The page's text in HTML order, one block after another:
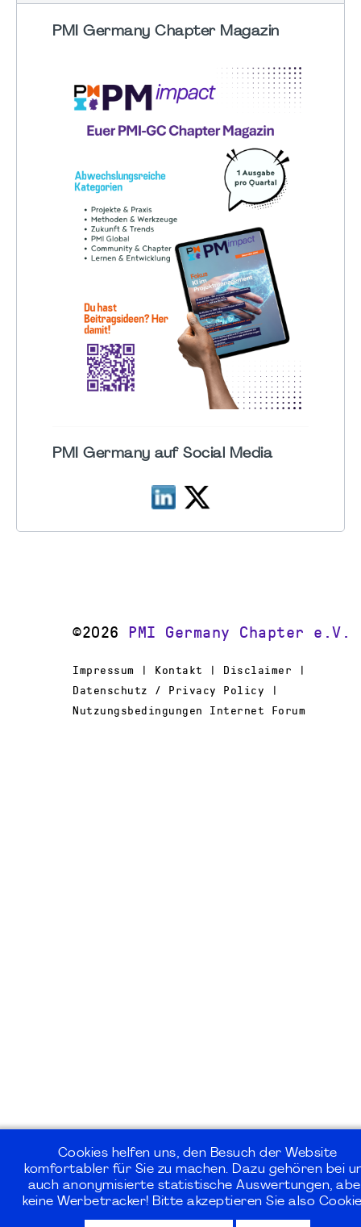
PMI Germany Chapter Magazin
PMI Germany auf Social Media
©2026 PMI Germany Chapter e.V.
Impressum | Kontakt | Disclaimer |
Datenschutz / Privacy Policy |
Nutzungsbedingungen Internet Forum
Cookies helfen uns, den Besuch der Website
komfortabler für Sie zu machen. Dazu gehören bei
auch anonymisierte statistische Auswertungen,
keine Werbetracker! Bitte akzeptieren Sie also